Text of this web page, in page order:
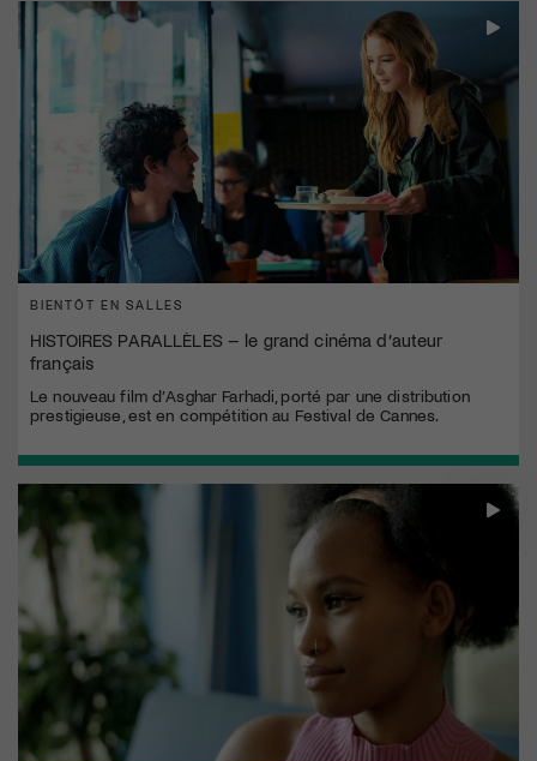
BIENTÔT EN SALLES
HISTOIRES PARALLÈLES – le grand cinéma d’auteur
français
Le nouveau film d’Asghar Farhadi, porté par une distribution
prestigieuse, est en compétition au Festival de Cannes.